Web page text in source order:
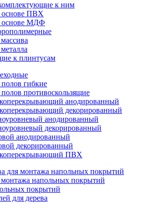
к ним
основе ПВХ
основе МДФ
к плинтусам
гибкие
противоскользящие
анодированный
декорированный
анодированный
декорированный
анодированный
декорированный
ПВХ
для монтажа напольных покрытий
монтажа напольных покрытий
покрытий
для дерева